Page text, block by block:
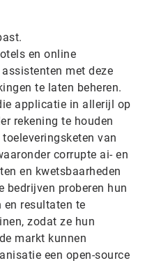
en online
met deze
te laten beheren.
applicatie in allerijl op
rekening te houden
van
corrupte ai- en
en kwetsbaarheden
bedrijven proberen hun
en resultaten te
zodat ze hun
markt kunnen
een open-source